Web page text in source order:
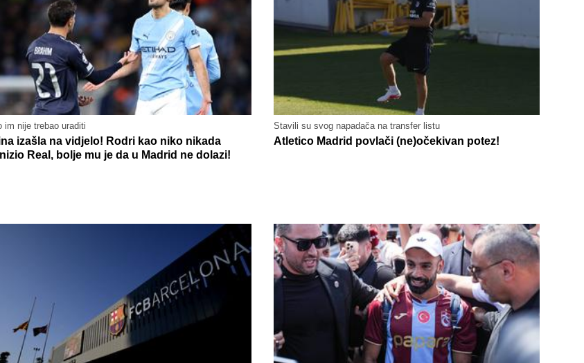
im nije trebao uraditi
izašla na vidjelo! Rodri kao niko nikada
Real, bolje mu je da u Madrid ne dolazi!
Stavili su svog napadača na transfer listu
Atletico Madrid povlači (ne)očekivan potez!